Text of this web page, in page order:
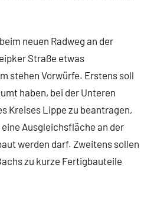
neuen Radweg an der
Straße etwas
stehen Vorwürfe. Erstens soll
haben, bei der Unteren
Kreises Lippe zu beantragen,
Ausgleichsfläche an der
werden darf. Zweitens sollen
zu kurze Fertigbauteile